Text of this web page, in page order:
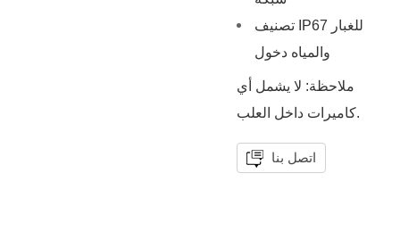
تصنيف IP67 للغبار
والمياه دخول
ملاحظة: لا يشمل أي
كاميرات داخل العلب.
اتصل بنا